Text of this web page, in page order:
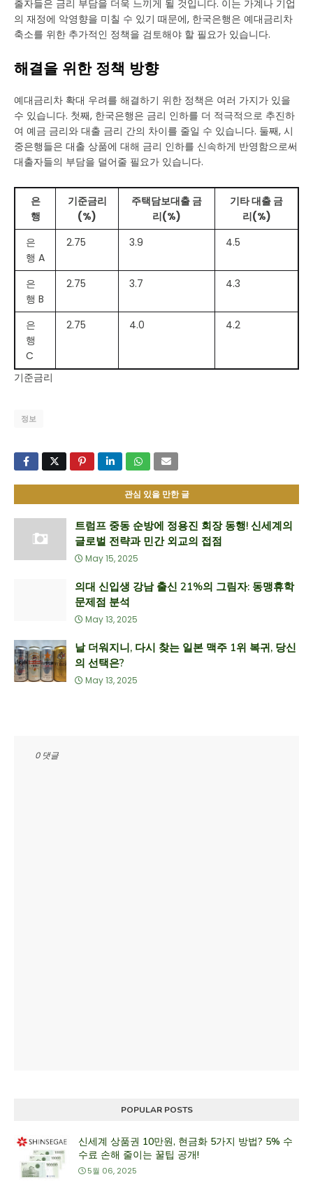
출자들은 금리 부담을 더욱 느끼게 될 것입니다. 이는 가계나 기업
의 재정에 악영향을 미칠 수 있기 때문에, 한국은행은 예대금리차
축소를 위한 추가적인 정책을 검토해야 할 필요가 있습니다.
해결을 위한 정책 방향
예대금리차 확대 우려를 해결하기 위한 정책은 여러 가지가 있을
수 있습니다. 첫째, 한국은행은 금리 인하를 더 적극적으로 추진하
여 예금 금리와 대출 금리 간의 차이를 줄일 수 있습니다. 둘째, 시
중은행들은 대출 상품에 대해 금리 인하를 신속하게 반영함으로써
대출자들의 부담을 덜어줄 필요가 있습니다.
은
행
기준금리
(%)
주택담보대출 금
리(%)
기타 대출 금
리(%)
은
행 A
2.75 3.9 4.5
은
행 B
2.75 3.7 4.3
은
행
C
2.75 4.0 4.2
기준금리
정보
관심 있을 만한 글
트럼프 중동 순방에 정용진 회장 동행! 신세계의
글로벌 전략과 민간 외교의 접점
May 15, 2025
의대 신입생 강남 출신 21%의 그림자: 동맹휴학
문제점 분석
May 13, 2025
날 더워지니, 다시 찾는 일본 맥주 1위 복귀, 당신
의 선택은?
May 13, 2025
0 댓글
POPULAR POSTS
신세계 상품권 10만원, 현금화 5가지 방법? 5% 수
수료 손해 줄이는 꿀팁 공개!
5월 06, 2025